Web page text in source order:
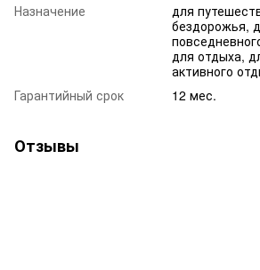
Назначение
для
бездорожья,
для отдыха,
активного
Гарантийный срок
12 мес.
Отзывы